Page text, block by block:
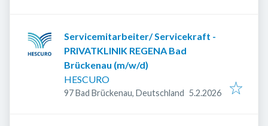
Servicemitarbeiter/ Servicekraft -
PRIVATKLINIK REGENA Bad
Brückenau (m/w/d)
HESCURO
97 Bad Brückenau, Deutschland Veröffentlicht
5.2.2026